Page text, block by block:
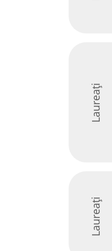
Laureați
Laureați